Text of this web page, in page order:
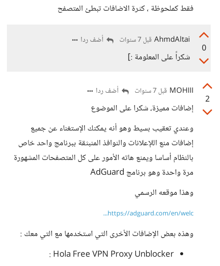
فقط كملحوظة ، كثرة الاضافات تبطئ المتصفح
0
AhmdAltai قبل 7 سنوات أضف ردا
شكراً على المعلومة :]
2
MOHIII قبل 7 سنوات أضف ردا
إضافات مميزة، شكرا على الموضوع
وعندي تعقيب بسيط وهو أنه يمكنك الإستغناء عن جميع
إضافات منع اللإعلانات والنوافذ المنبثقة ببرنامج واحد خاص
بالنظام أساسا ويمنع هاته الأمور على كل المتصفحات المشهورة
مرة واحدة وهو برنامج AdGuard
وهذا موقعه الرسمي
https://adguard.com/en/welc...
وهذه بعض الإضافات الأخرى التي استخدمها مع التي معك :
Hola Free VPN Proxy Unblocker :